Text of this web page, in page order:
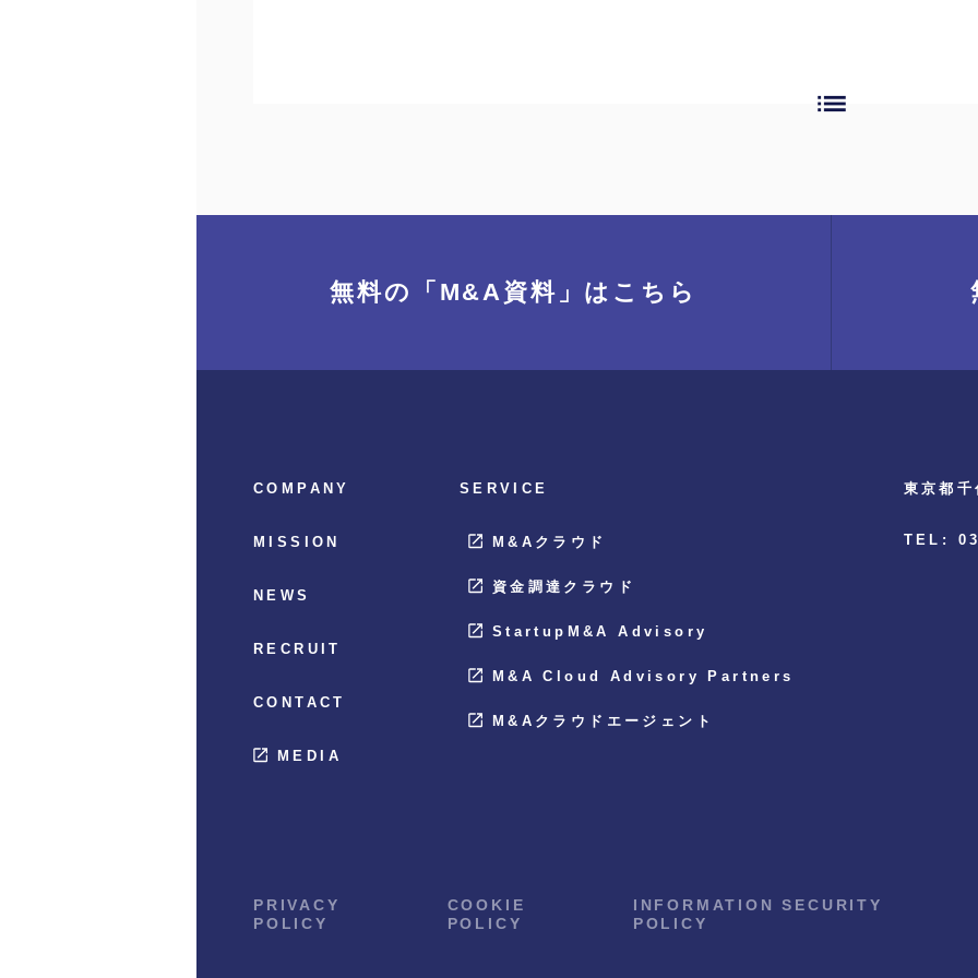
list
無料の「M&A資料」 はこちら
COMPANY
MISSION
NEWS
RECRUIT
CONTACT
MEDIA
SERVICE
M&Aクラウド
資金調達クラウド
StartupM&A Advisory
M&A Cloud Advisory Partners
M&Aクラウドエージェント
東京都
TEL:
PRIVACY
POLICY
COOKIE
POLICY
INFORMATION SECURITY
POLICY